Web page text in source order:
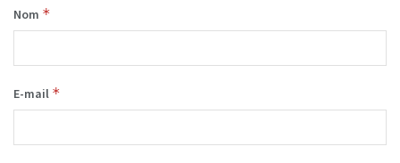
Nom *
E-mail *